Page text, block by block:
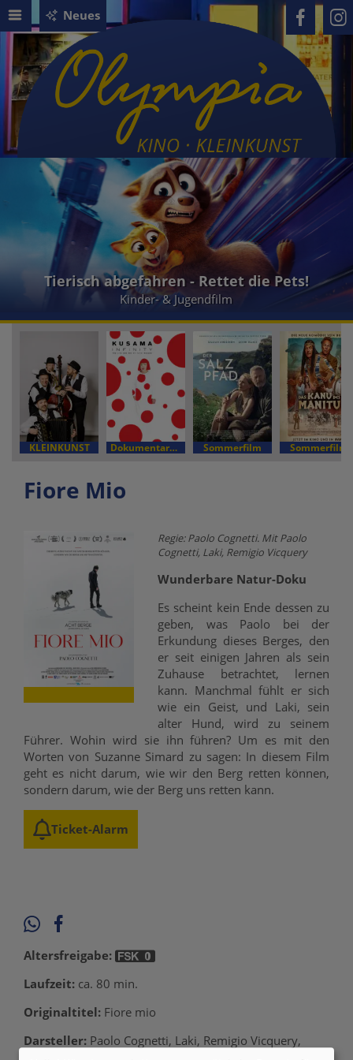
Neues
Tierisch abgefahren - Rettet die Pets!
Kinder- & Jugendfilm
KLEINKUNST Dokumentarfilm Sommerfilm Sommerfilm
Fiore Mio
Regie: Paolo Cognetti. Mit Paolo
Cognetti, Laki, Remigio Vicquery
Wunderbare Natur-Doku
Es scheint kein Ende dessen zu
geben, was Paolo bei der
Erkundung dieses Berges, den
er seit einigen Jahren als sein
Zuhause betrachtet, lernen
kann. Manchmal fühlt er sich
wie ein Geist, und Laki, sein
alter Hund, wird zu seinem
Führer. Wohin wird sie ihn führen? Um es mit den
Worten von Suzanne Simard zu sagen: In diesem Film
geht es nicht darum, wie wir den Berg retten können,
sondern darum, wie der Berg uns retten kann.
Ticket-Alarm
Altersfreigabe:
Laufzeit: ca. 80 min.
Originaltitel: Fiore mio
Darsteller: Paolo Cognetti, Laki, Remigio Vicquery,
Arturo Squinobal, Marta Squinobal